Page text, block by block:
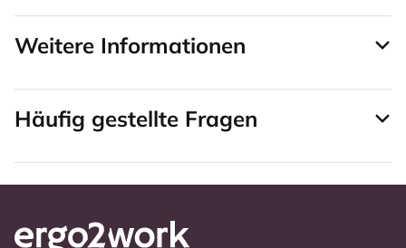
Weitere Informationen
Häufig gestellte Fragen